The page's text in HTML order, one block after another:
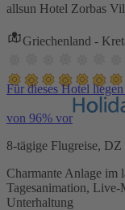
allsun Hotel Zorbas
Griechenland -
Für dieses Hotel
von 96% vor
8-tägige Flugreise,
Charmante Anlage im
Tagesanimation,
Unterhaltung